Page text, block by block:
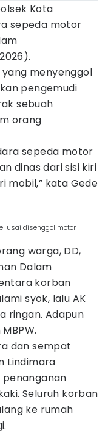
Kota
sepeda motor
menyenggol
pengemudi
sebuah
orang
sepeda motor
dinas dari sisi kiri
mobil,” kata Gede
usai disenggol motor
warga, DD,
Dalam
korban
syok, lalu AK
ringan. Adapun
dan sempat
Lindimara
Seluruh korban
ke rumah